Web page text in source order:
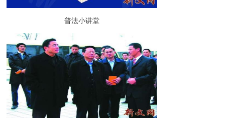
普法小讲堂